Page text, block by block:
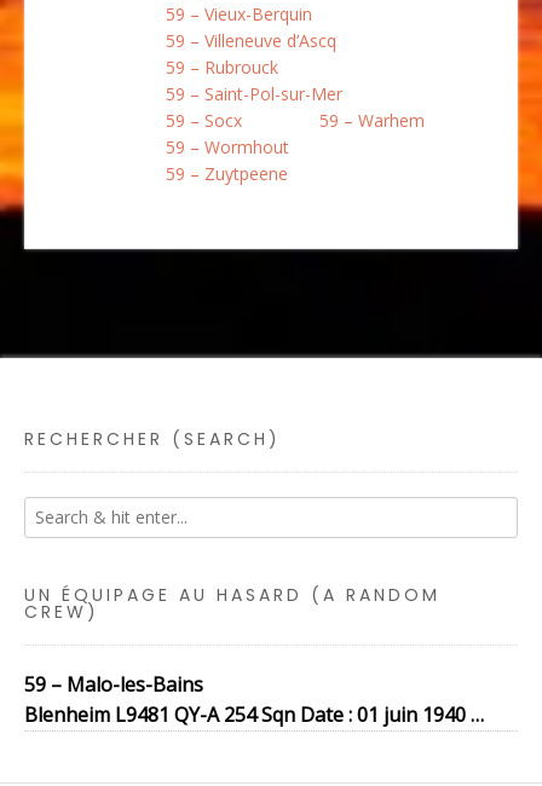
59 – Vieux-Berquin
59 – Villeneuve d’Ascq
59 – Rubrouck
59 – Saint-Pol-sur-Mer
59 – Socx
59 – Warhem
59 – Wormhout
59 – Zuytpeene
RECHERCHER (SEARCH)
UN ÉQUIPAGE AU HASARD (A RANDOM
CREW)
59 – Malo-les-Bains
Blenheim L9481 QY-A 254 Sqn Date : 01 juin 1940 …